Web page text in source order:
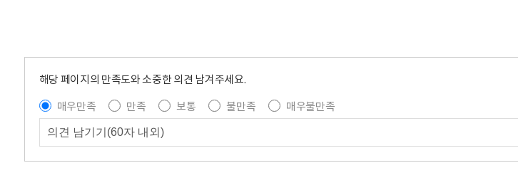
해당 페이지의 만족도와 소중한 의견 남겨주세요.
매우만족
만족 보통 불만족
매우불만족